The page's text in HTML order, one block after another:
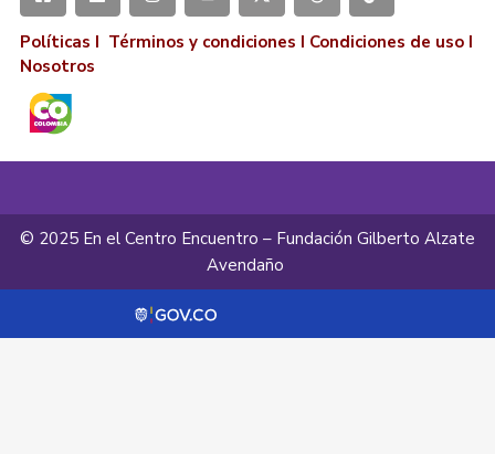
Políticas I Términos y condiciones I Condiciones de uso I
Nosotros
© 2025 En el Centro Encuentro – Fundación Gilberto Alzate
Avendaño